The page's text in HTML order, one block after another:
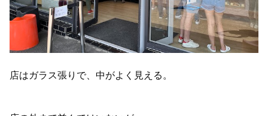
店はガラス張りで、中がよく見える。